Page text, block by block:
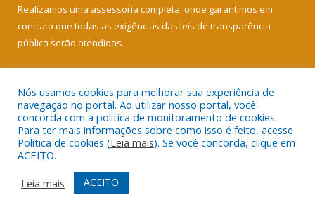
Realizamos uma assessoria completa, onde garantimos em
contrato que todas as exigências das leis de transparência
pública serão atendidas.
Todos os direitos reservados a Câmara Municipal de Soure.
Mapa do Site
Acessar Área Administrativa
Acessar Webmail
Nós usamos cookies para melhorar sua experiência de
navegação no portal. Ao utilizar nosso portal, você
concorda com a política de monitoramento de cookies.
Para ter mais informações sobre como isso é feito, acesse
Política de cookies (Leia mais). Se você concorda, clique em
ACEITO.
Leia mais
ACEITO